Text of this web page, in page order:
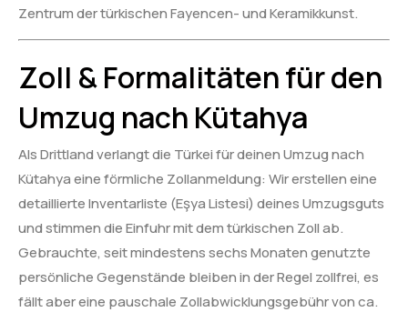
Zentrum der türkischen Fayencen- und Keramikkunst.
Zoll & Formalitäten für den
Umzug nach Kütahya
Als Drittland verlangt die Türkei für deinen Umzug nach
Kütahya eine förmliche Zollanmeldung: Wir erstellen eine
detaillierte Inventarliste (Eşya Listesi) deines Umzugsguts
und stimmen die Einfuhr mit dem türkischen Zoll ab.
Gebrauchte, seit mindestens sechs Monaten genutzte
persönliche Gegenstände bleiben in der Regel zollfrei, es
fällt aber eine pauschale Zollabwicklungsgebühr von ca.